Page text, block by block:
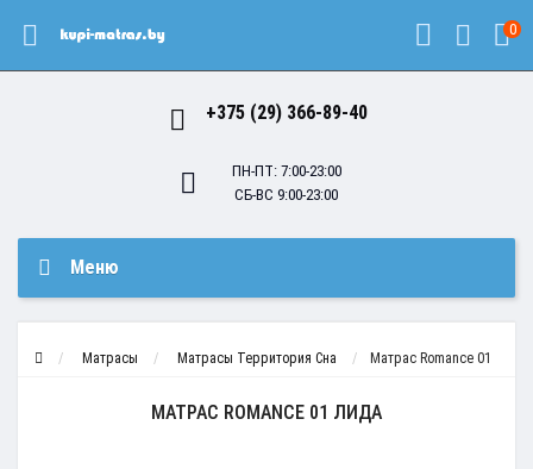
0
+375 (29) 366-89-40
ПН-ПТ: 7:00-23:00
СБ-ВС 9:00-23:00
Меню
Матрасы Матрасы Территория Сна Матрас Romance 01
МАТРАС ROMANCE 01 ЛИДА